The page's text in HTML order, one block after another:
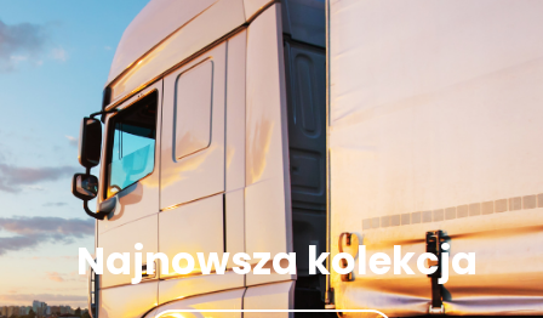
Najnowsza kolekcja